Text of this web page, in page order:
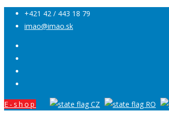
+421 42 / 443 18 79
imao@imao.sk
E-shop